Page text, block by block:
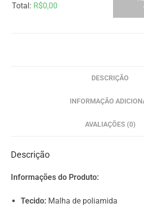
Total: R$0,00
a
0
DESCRIÇÃO
INFORMAÇÃO
AVALIAÇÕES (0)
Descrição
Informações do Produto:
Tecido: Malha de poliamida